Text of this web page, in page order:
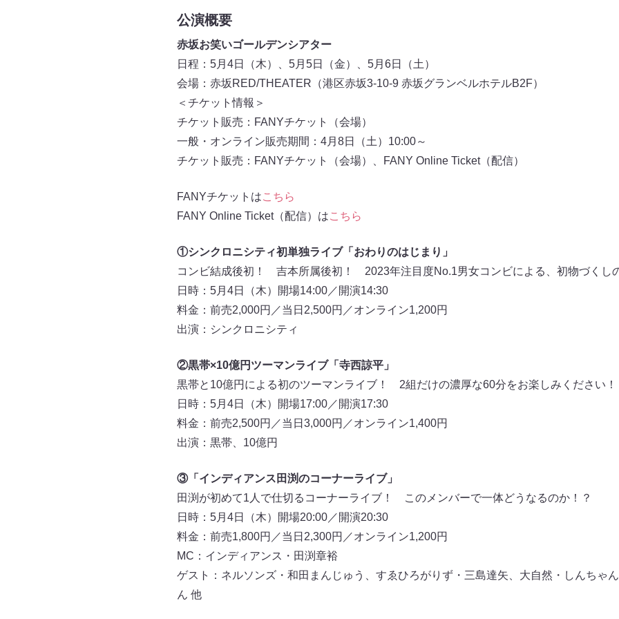
公演概要
赤坂お笑いゴールデンシアター
日程：5月4日（木）、5月5日（金）、5月6日（土）
会場：赤坂RED/THEATER（港区赤坂3-10-9 赤坂グランベルホテルB2F）
＜チケット情報＞
チケット販売：FANYチケット（会場）
一般・オンライン販売期間：4月8日（土）10:00～
チケット販売：FANYチケット（会場）、FANY Online Ticket（配信）
FANYチケットはこちら
FANY Online Ticket（配信）はこちら
①シンクロニシティ初単独ライブ「おわりのはじまり」
コンビ結成後初！ 吉本所属後初！ 2023年注目度No.1男女コンビによる、初物づくし
日時：5月4日（木）開場14:00／開演14:30
料金：前売2,000円／当日2,500円／オンライン1,200円
出演：シンクロニシティ
②黒帯×10億円ツーマンライブ「寺西諒平」
黒帯と10億円による初のツーマンライブ！ 2組だけの濃厚な60分をお楽しみください！
日時：5月4日（木）開場17:00／開演17:30
料金：前売2,500円／当日3,000円／オンライン1,400円
出演：黒帯、10億円
③「インディアンス田渕のコーナーライブ」
田渕が初めて1人で仕切るコーナーライブ！ このメンバーで一体どうなるのか！？
日時：5月4日（木）開場20:00／開演20:30
料金：前売1,800円／当日2,300円／オンライン1,200円
MC：インディアンス・田渕章裕
ゲスト：ネルソンズ・和田まんじゅう、すゑひろがりず・三島達矢、大自然・しんちゃ
ん 他